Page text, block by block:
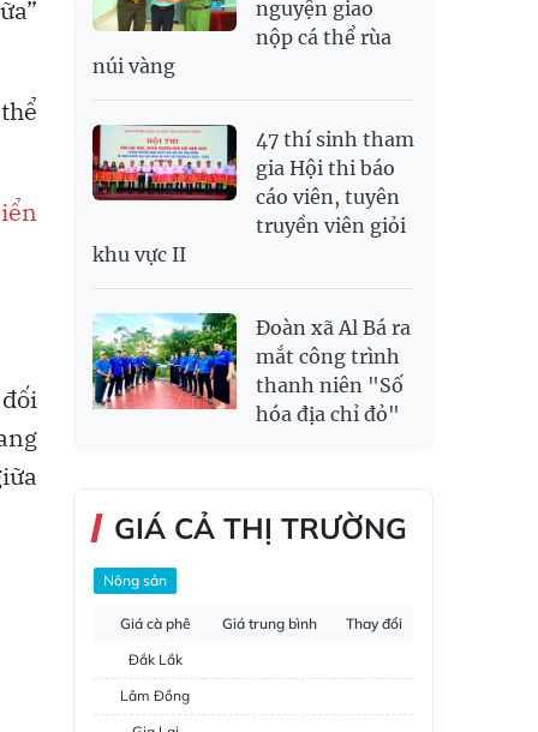
nguyện giao
nộp cá thể rùa
núi vàng
47 thí sinh tham
gia Hội thi báo
cáo viên, tuyên
truyền viên giỏi
khu vực II
Đoàn xã Al Bá ra
mắt công trình
thanh niên "Số
hóa địa chỉ đỏ"
GIÁ CẢ THỊ TRƯỜNG
Nông sản
Giá cà phê Giá trung bình
Thay đổi
Đắk Lắk
Lâm Đồng